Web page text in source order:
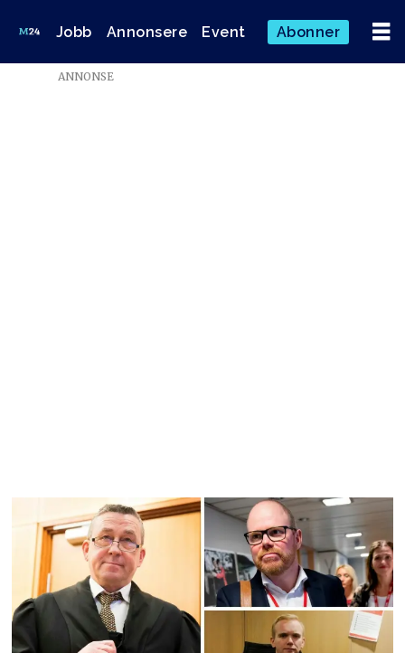
Jobb Annonsere Event Abonner
ANNONSE